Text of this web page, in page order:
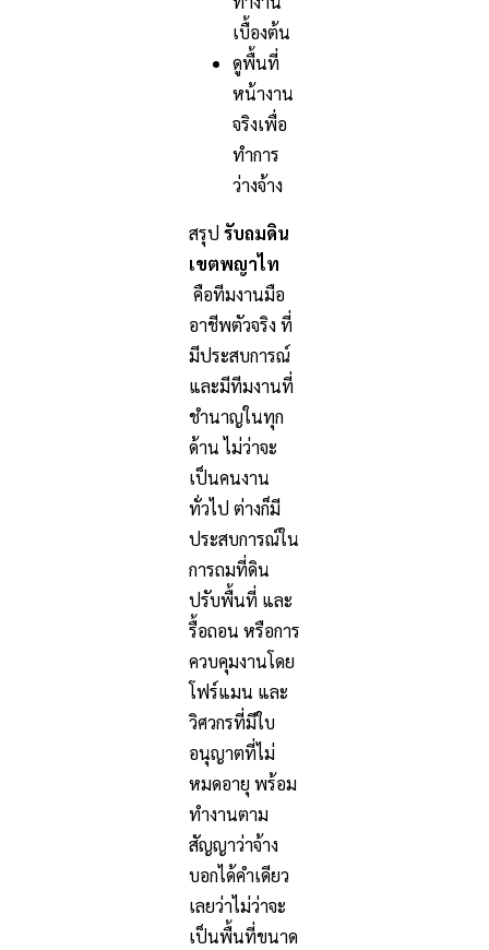
เบื้องต้น
ดูพื้นที่
หน้างาน
จริงเพื่อ
ทำการ
ว่างจ้าง
สรุป รับถมดิน
เขตพญาไท
คือทีมงานมือ
อาชีพตัวจริง ที่
มีประสบการณ์
และมีทีมงานที่
ชำนาญในทุก
ด้าน ไม่ว่าจะ
เป็นคนงาน
ทั่วไป ต่างก็มี
ประสบการณ์ใน
การถมที่ดิน
ปรับพื้นที่ และ
รื้อถอน หรือการ
ควบคุมงานโดย
โฟร์แมน และ
วิศวกรที่มีใบ
อนุญาตที่ไม่
หมดอายุ พร้อม
ทำงานตาม
สัญญาว่าจ้าง
บอกได้คำเดียว
เลยว่าไม่ว่าจะ
เป็นพื้นที่ขนาด